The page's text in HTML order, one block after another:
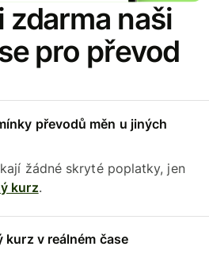
zdarma naši
pro převod
převodů měn u jiných
žádné skryté poplatky, jen
kurz.
kurz v reálném čase